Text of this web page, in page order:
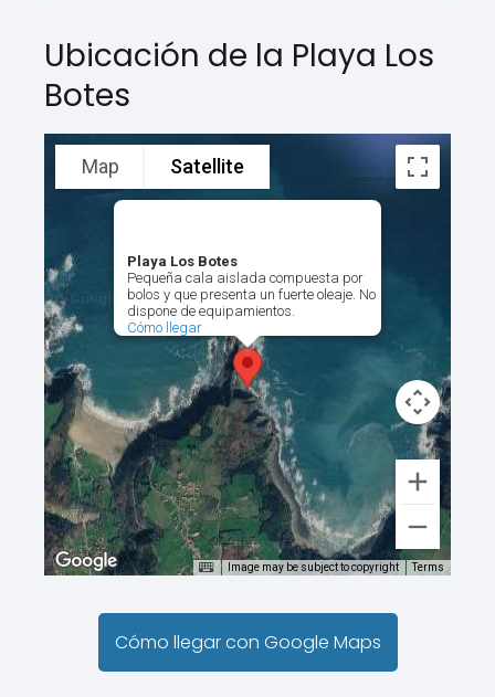
Ubicación de la Playa Los
Botes
Playa Los Botes
Pequeña cala aislada compuesta por
bolos y que presenta un fuerte oleaje. No
dispone de equipamientos.
Cómo llegar
Map Satellite
Image may be subject to copyright Terms
Cómo llegar con Google Maps